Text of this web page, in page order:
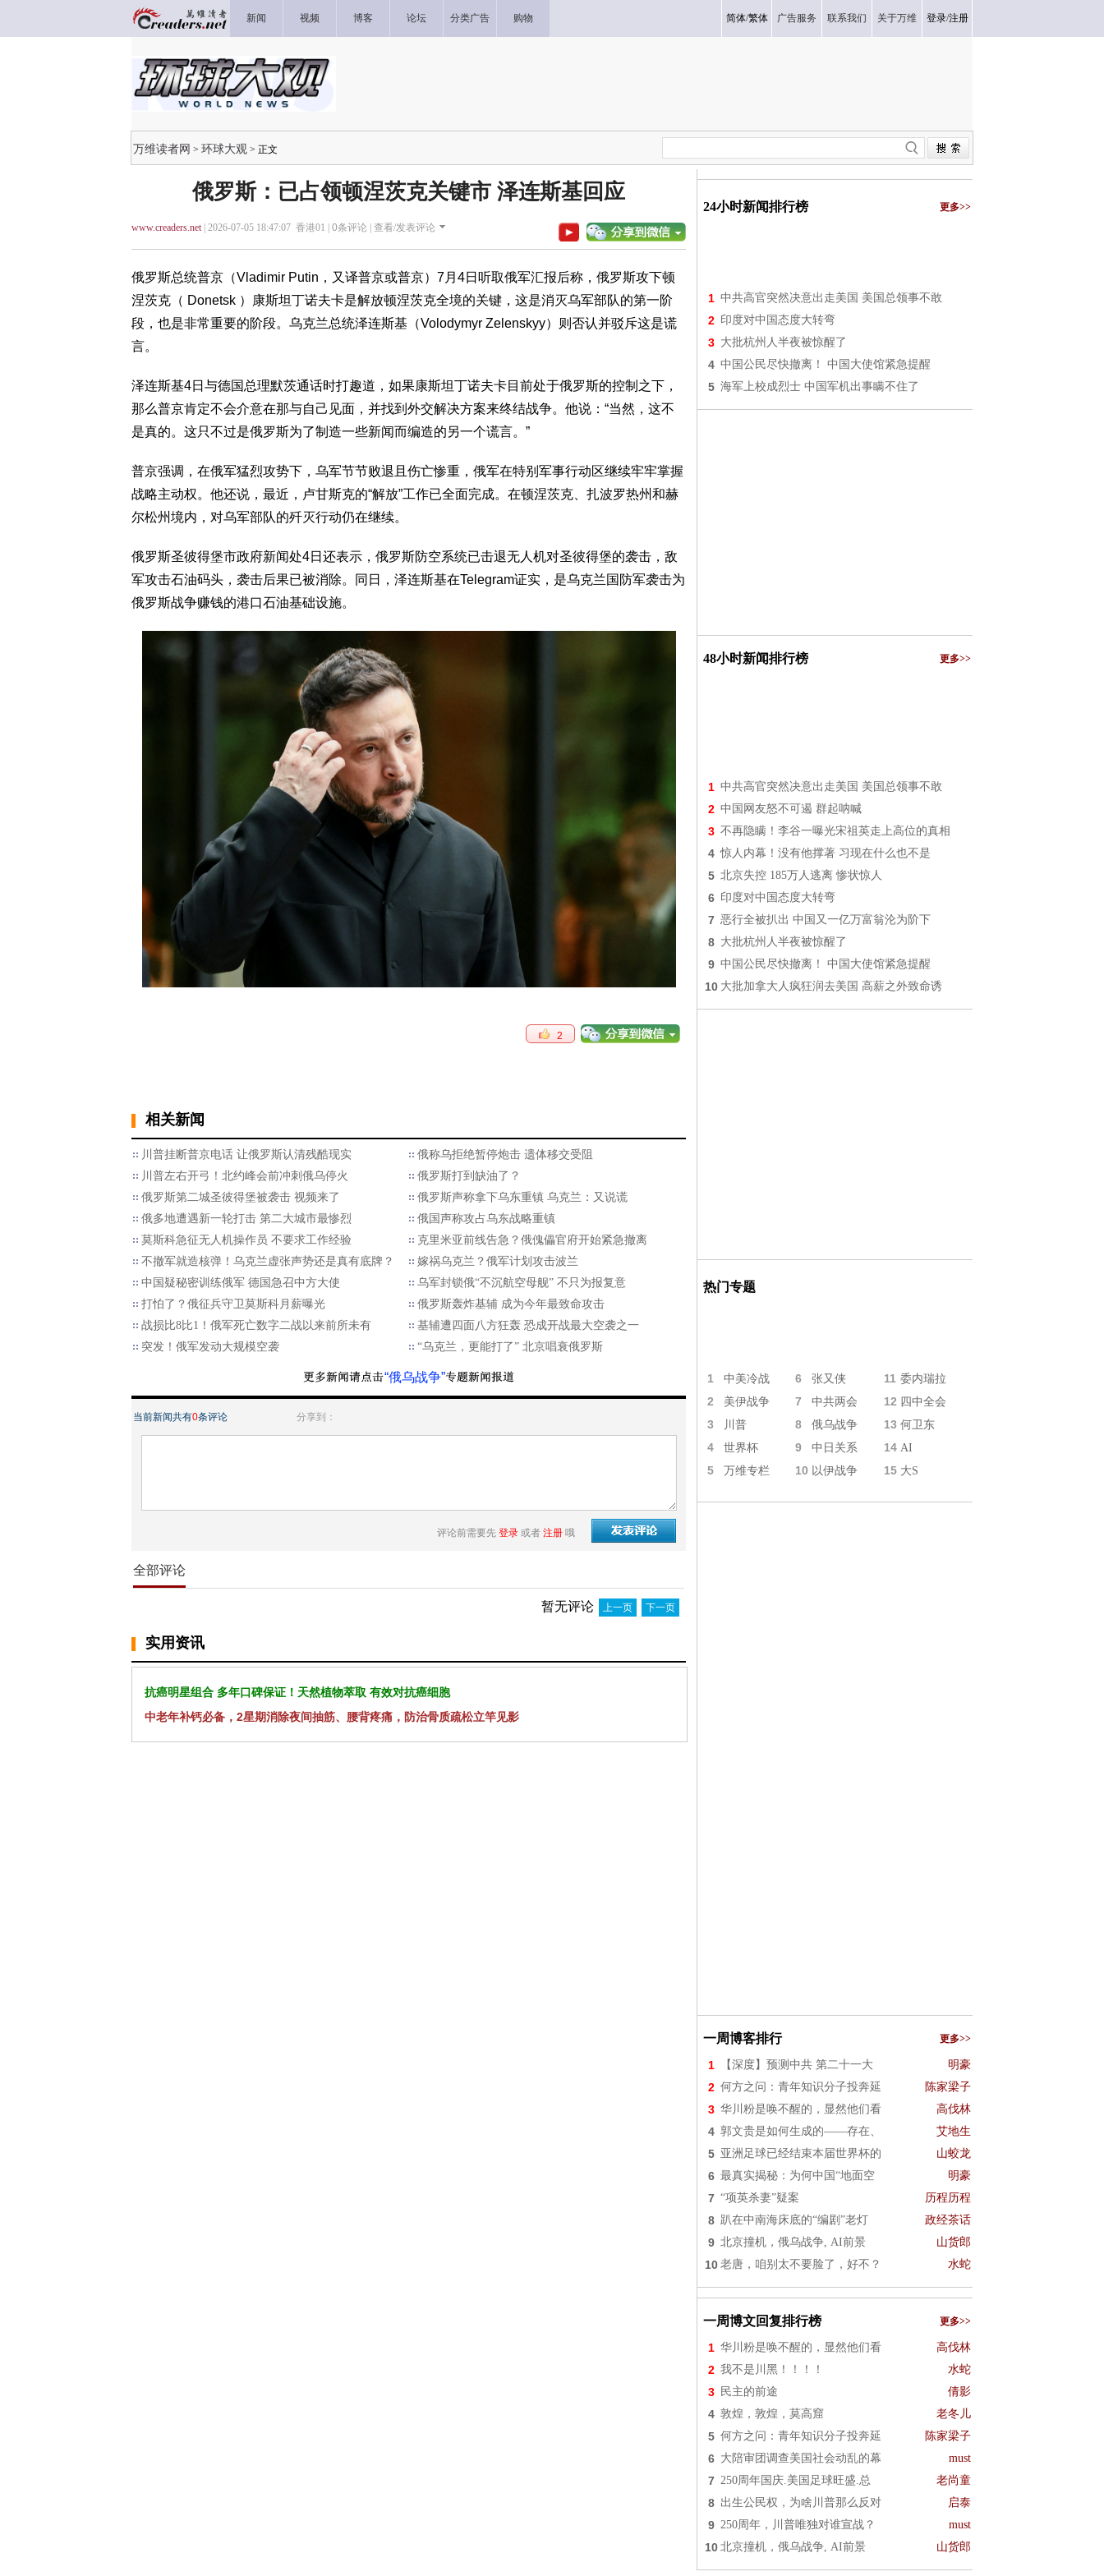
新闻 视频 博客 论坛 分类广告 购物 简体/繁体 广告服务 联系我们 关于万维 登录/注册
万维读者网 > 环球大观 > 正文
俄罗斯：已占领顿涅茨克关键市 泽连斯基回应
www.creaders.net| 2026-07-05 18:47:07 香港01 | 0条评论 | 查看/发表评论
俄罗斯总统普京（Vladimir Putin，又译普京或普京）7月4日听取俄军汇报后称，俄罗斯攻下顿
涅茨克（ Donetsk ）康斯坦丁诺夫卡是解放顿涅茨克全境的关键，这是消灭乌军部队的第一阶
段，也是非常重要的阶段。乌克兰总统泽连斯基（Volodymyr Zelenskyy）则否认并驳斥这是谎
言。
泽连斯基4日与德国总理默茨通话时打趣道，如果康斯坦丁诺夫卡目前处于俄罗斯的控制之下，
那么普京肯定不会介意在那与自己见面，并找到外交解决方案来终结战争。他说：“当然，这不
是真的。这只不过是俄罗斯为了制造一些新闻而编造的另一个谎言。”
普京强调，在俄军猛烈攻势下，乌军节节败退且伤亡惨重，俄军在特别军事行动区继续牢牢掌握
战略主动权。他还说，最近，卢甘斯克的“解放”工作已全面完成。在顿涅茨克、扎波罗热州和赫
尔松州境内，对乌军部队的歼灭行动仍在继续。
俄罗斯圣彼得堡市政府新闻处4日还表示，俄罗斯防空系统已击退无人机对圣彼得堡的袭击，敌
军攻击石油码头，袭击后果已被消除。同日，泽连斯基在Telegram证实，是乌克兰国防军袭击为
俄罗斯战争赚钱的港口石油基础设施。
2
相关新闻
川普挂断普京电话 让俄罗斯认清残酷现实
俄称乌拒绝暂停炮击 遗体移交受阻
川普左右开弓！北约峰会前冲刺俄乌停火
俄罗斯打到缺油了？
俄罗斯第二城圣彼得堡被袭击 视频来了
俄罗斯声称拿下乌东重镇 乌克兰：又说谎
俄多地遭遇新一轮打击 第二大城市最惨烈
俄国声称攻占乌东战略重镇
莫斯科急征无人机操作员 不要求工作经验
克里米亚前线告急？俄傀儡官府开始紧急撤离
不撤军就造核弹！乌克兰虚张声势还是真有底牌？
嫁祸乌克兰？俄军计划攻击波兰
中国疑秘密训练俄军 德国急召中方大使
乌军封锁俄“不沉航空母舰” 不只为报复意
打怕了？俄征兵守卫莫斯科月薪曝光
俄罗斯轰炸基辅 成为今年最致命攻击
战损比8比1！俄军死亡数字二战以来前所未有
基辅遭四面八方狂轰 恐成开战最大空袭之一
突发！俄军发动大规模空袭
“乌克兰，更能打了” 北京唱衰俄罗斯
“俄乌战争”
当前新闻共有0条评论 分享到：
评论前需要先 登录 或者 注册 哦
全部评论
暂无评论 上一页 下一页
实用资讯
抗癌明星组合 多年口碑保证！天然植物萃取 有效对抗癌细胞
中老年补钙必备，2星期消除夜间抽筋、腰背疼痛，防治骨质疏松立竿见影
24小时新闻排行榜 更多>>
1 中共高官突然决意出走美国 美国总领事不敢
2 印度对中国态度大转弯
3 大批杭州人半夜被惊醒了
4 中国公民尽快撤离！ 中国大使馆紧急提醒
5 海军上校成烈士 中国军机出事瞒不住了
48小时新闻排行榜 更多>>
1 中共高官突然决意出走美国 美国总领事不敢
2 中国网友怒不可遏 群起呐喊
3 不再隐瞒！李谷一曝光宋祖英走上高位的真相
4 惊人内幕！没有他撑著 习现在什么也不是
5 北京失控 185万人逃离 惨状惊人
6 印度对中国态度大转弯
7 恶行全被扒出 中国又一亿万富翁沦为阶下
8 大批杭州人半夜被惊醒了
9 中国公民尽快撤离！ 中国大使馆紧急提醒
10 大批加拿大人疯狂润去美国 高薪之外致命诱
热门专题
1 中美冷战 6 张又侠 11 委内瑞拉
2 美伊战争 7 中共两会 12 四中全会
3 川普 8 俄乌战争 13 何卫东
4 世界杯 9 中日关系 14 AI
5 万维专栏 10 以伊战争 15 大S
一周博客排行 更多>>
1 【深度】预测中共 第二十一大 明豪
2 何方之问：青年知识分子投奔延 陈家梁子
3 华川粉是唤不醒的，显然他们看 高伐林
4 郭文贵是如何生成的——存在、 艾地生
5 亚洲足球已经结束本届世界杯的 山蛟龙
6 最真实揭秘：为何中国“地面空 明豪
7 “项英杀妻”疑案 历程历程
8 趴在中南海床底的“编剧”老灯 政经茶话
9 北京撞机，俄乌战争, AI前景 山货郎
10 老唐，咱别太不要脸了，好不？ 水蛇
一周博文回复排行榜 更多>>
1 华川粉是唤不醒的，显然他们看 高伐林
2 我不是川黑！！！！ 水蛇
3 民主的前途 倩影
4 敦煌，敦煌，莫高窟 老冬儿
5 何方之问：青年知识分子投奔延 陈家梁子
6 大陪审团调查美国社会动乱的幕 must
7 250周年国庆.美国足球旺盛.总 老尚童
8 出生公民权，为啥川普那么反对 启泰
9 250周年，川普唯独对谁宣战？ must
10 北京撞机，俄乌战争, AI前景 山货郎